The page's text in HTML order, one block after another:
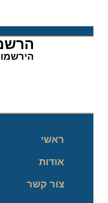
הירשמו
ראשי
אודות
צור קשר